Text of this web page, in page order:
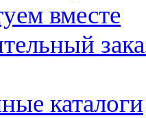
вместе
каталоги